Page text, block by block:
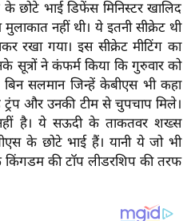
भाई डिफेंस मिनिस्टर खालिद
नहीं थी। ये इतनी सीक्रेट थी
रखा गया। इस सीक्रेट मीटिंग का
सूत्रों ने कंफर्म किया कि गुरुवार को
बिन सलमान जिन्हें केबीएस भी कहा
ट्रंप और उनकी टीम से चुपचाप मिले।
है। ये सऊदी के ताकतवर शख्स
के छोटे भाई हैं। यानी ये जो भी
किंगडम की टॉप लीडरशिप की तरफ